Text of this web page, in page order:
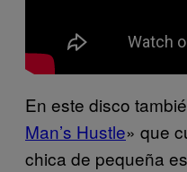
En este disco
Man’s Hustle​» que
chica de pequeña